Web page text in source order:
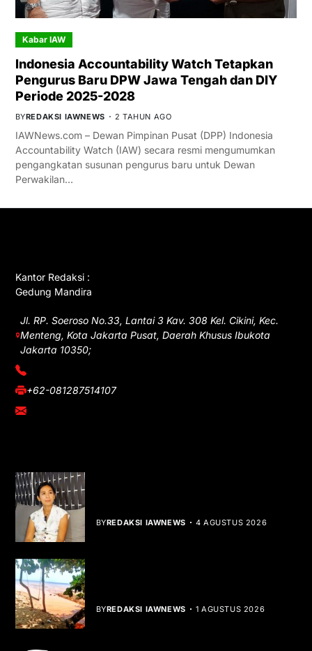
Kabar IAW
Indonesia Accountability Watch Tetapkan
Pengurus Baru DPW Jawa Tengah dan DIY
Periode 2025-2028
BYREDAKSI IAWNEWS 2 TAHUN AGO
IAWNews.com – Dewan Pimpinan Pusat (DPP) Indonesia
Accountability Watch (IAW) secara resmi mengumumkan
pengangkatan susunan pengurus baru untuk Dewan
Perwakilan…
Kantor Redaksi :
Gedung Mandira
Jl. RP. Soeroso No.33, Lantai 3 Kav. 308 Kel. Cikini, Kec.
Menteng, Kota Jakarta Pusat, Daerah Khusus Ibukota
Jakarta 10350;
(021) 3908026
+62-081287514107
adm@iawnews.com
BYREDAKSI IAWNEWS 4 AGUSTUS 2026
BYREDAKSI IAWNEWS 1 AGUSTUS 2026